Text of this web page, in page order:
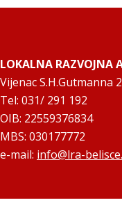
LOKALNA RAZVOJNA
Vijenac S.H.Gutmanna
Tel: 031/ 291 192
OIB: 22559376834
MBS: 030177772
e-mail: info@lra-